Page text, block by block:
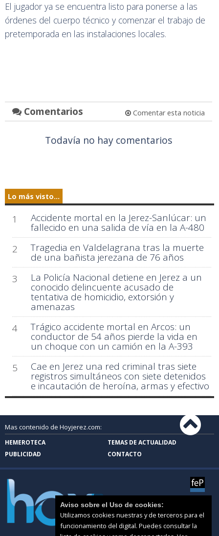
El jugador ya se encuentra listo para ponerse a las
órdenes del cuerpo técnico y comenzar el trabajo de
pretemporada en las instalaciones locales.
Comentarios Comentar esta noticia
Todavía no hay comentarios
Lo más visto...
1 Accidente mortal en la Jerez-Sanlúcar: un
fallecido en una salida de vía en la A-480
2
Tragedia en Valdelagrana tras la muerte
de una bañista jerezana de 76 años
3
La Policía Nacional detiene en Jerez a un
conocido delincuente acusado de
tentativa de homicidio, extorsión y
amenazas
4
Trágico accidente mortal en Arcos: un
conductor de 54 años pierde la vida en
un choque con un camión en la A-393
5
Cae en Jerez una red criminal tras siete
registros simultáneos con siete detenidos
e incautación de heroína, armas y efectivo
Mas contenido de Hoyjerez.com:
HEMEROTECA
TEMAS DE ACTUALIDAD
PUBLICIDAD
CONTACTO
Aviso sobre el Uso de cookies:
Utilizamos cookies nuestras y de terceros para el
funcionamiento del digital. Puedes consultar la